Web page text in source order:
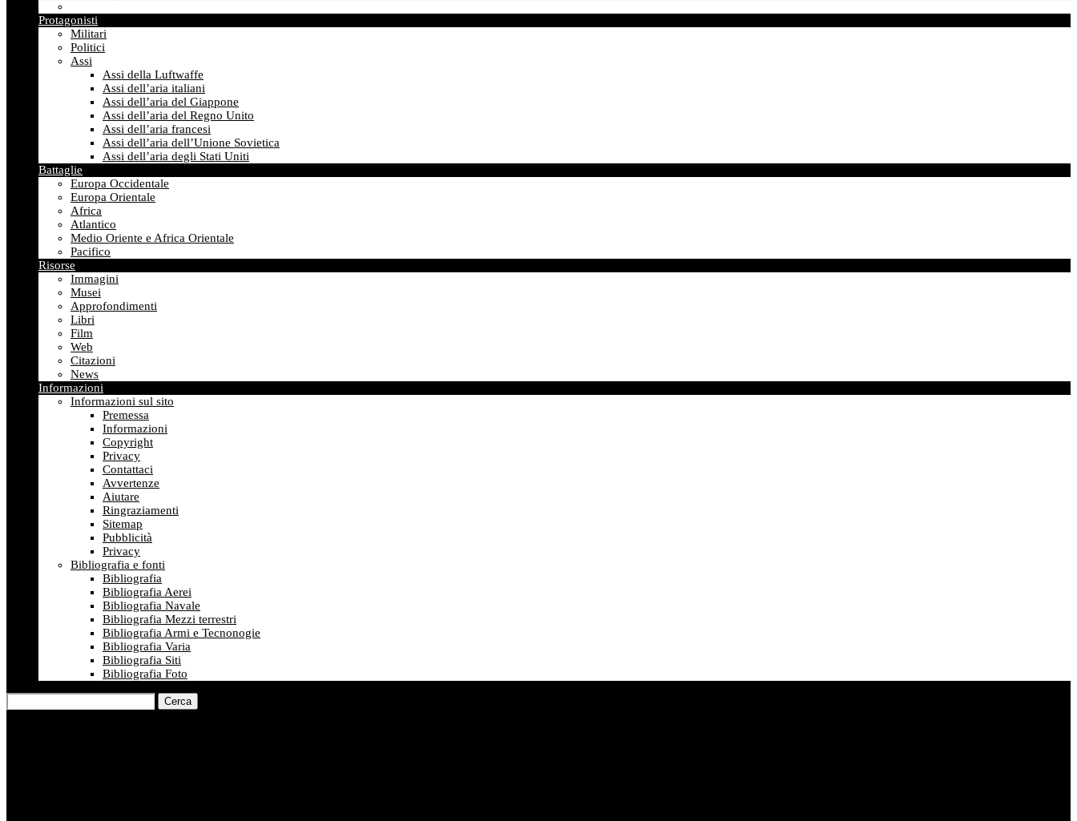
Protagonisti
Militari
Politici
Assi
Assi della Luftwaffe
Assi dell’aria italiani
Assi dell’aria del Giappone
Assi dell’aria del Regno Unito
Assi dell’aria francesi
Assi dell’aria dell’Unione Sovietica
Assi dell’aria degli Stati Uniti
Battaglie
Europa Occidentale
Europa Orientale
Africa
Atlantico
Medio Oriente e Africa Orientale
Pacifico
Risorse
Immagini
Musei
Approfondimenti
Libri
Film
Web
Citazioni
News
Informazioni
Informazioni sul sito
Premessa
Informazioni
Copyright
Privacy
Contattaci
Avvertenze
Aiutare
Ringraziamenti
Sitemap
Pubblicità
Privacy
Bibliografia e fonti
Bibliografia
Bibliografia Aerei
Bibliografia Navale
Bibliografia Mezzi terrestri
Bibliografia Armi e Tecnonogie
Bibliografia Varia
Bibliografia Siti
Bibliografia Foto
Cerca